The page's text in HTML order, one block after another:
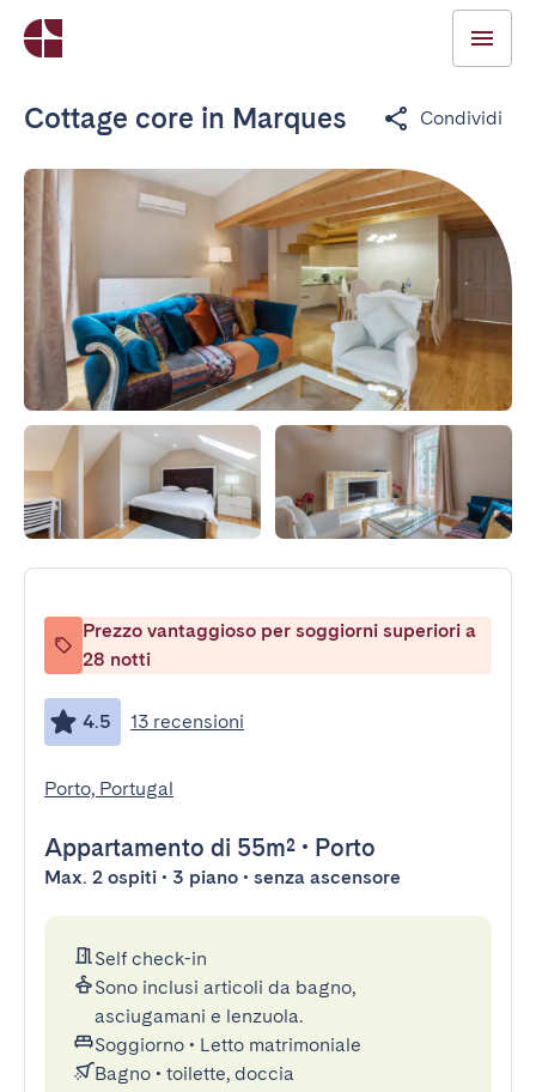
Cottage core in Marques Condividi
Prezzo vantaggioso per soggiorni superiori a
28 notti
4.5 13 recensioni
Porto, Portugal
Appartamento di 55m² • Porto
Max. 2 ospiti • 3 piano • senza ascensore
Self check-in
Sono inclusi articoli da bagno,
asciugamani e lenzuola.
Soggiorno • Letto matrimoniale
Bagno • toilette, doccia